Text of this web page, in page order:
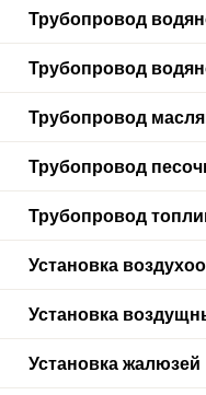
Трубопровод
Трубопровод
Трубопровод
Трубопровод
Трубопровод
Установка
Установка
Установка жалюзей